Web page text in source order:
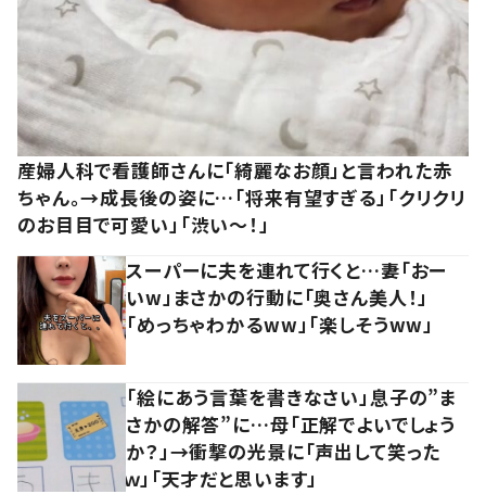
産婦人科で看護師さんに「綺麗なお顔」と言われた赤
ちゃん。→成長後の姿に…「将来有望すぎる」「クリクリ
のお目目で可愛い」「渋い～！」
スーパーに夫を連れて行くと…妻「おー
いw」まさかの行動に「奥さん美人！」
「めっちゃわかるww」「楽しそうww」
「絵にあう言葉を書きなさい」息子の”ま
さかの解答”に…母「正解でよいでしょう
か？」→衝撃の光景に「声出して笑った
ｗ」「天才だと思います」